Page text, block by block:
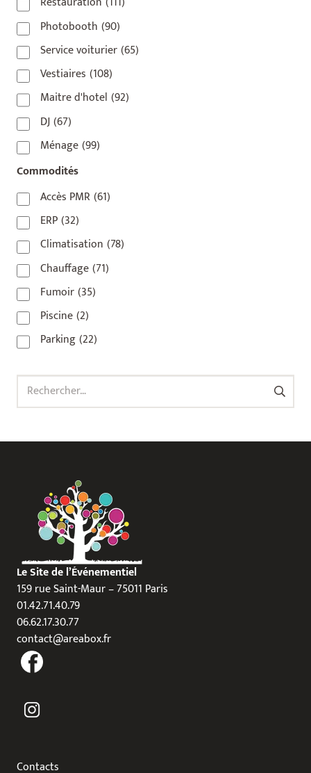
75016(14)
75017(2)
75018(7)
75019(4)
75020
92110(1)
92800(1)
93
(1)
93 420(1)
93100(1)
93200
93500 (1)
Photobooth (90)
Service voiturier(65)
Vestiaires (108)
Maitre d'hotel (92)
DJ(67)
Ménage(99)
Commodités
Accès PMR (61)
ERP(32)
Climatisation (78)
Chauffage(71)
Fumoir(35)
Piscine(2)
Parking(22)
Rechercher :
Le Site de l’Événementiel
159 rue Saint-Maur – 75011 Paris
01.42.71.40.79
06.62.17.30.77
contact@areabox.fr
Contacts